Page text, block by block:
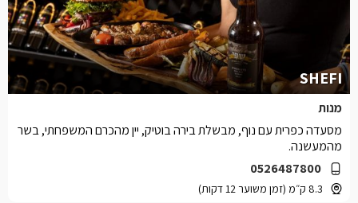
SHEFI
מנות
0526487800
8.3 ק״מ (זמן משוער 12 דקות)
מסעדה כפרית עם נוף, מבשלת בירה בוטיק, יין מהכרם המשפחתי, בשר
מהמעשנה.